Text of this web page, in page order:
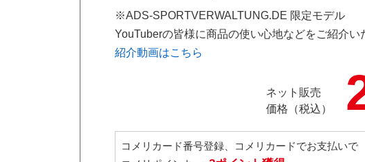
※ADS-SPORTVERWALTUNG.DE 限定モデル
YouTuberの皆様に商品の使い心地などをご紹介い
紹介動画はこちら
ネット販売
価格（税込）
コメリカード番号登録、コメリカードでお支払いで